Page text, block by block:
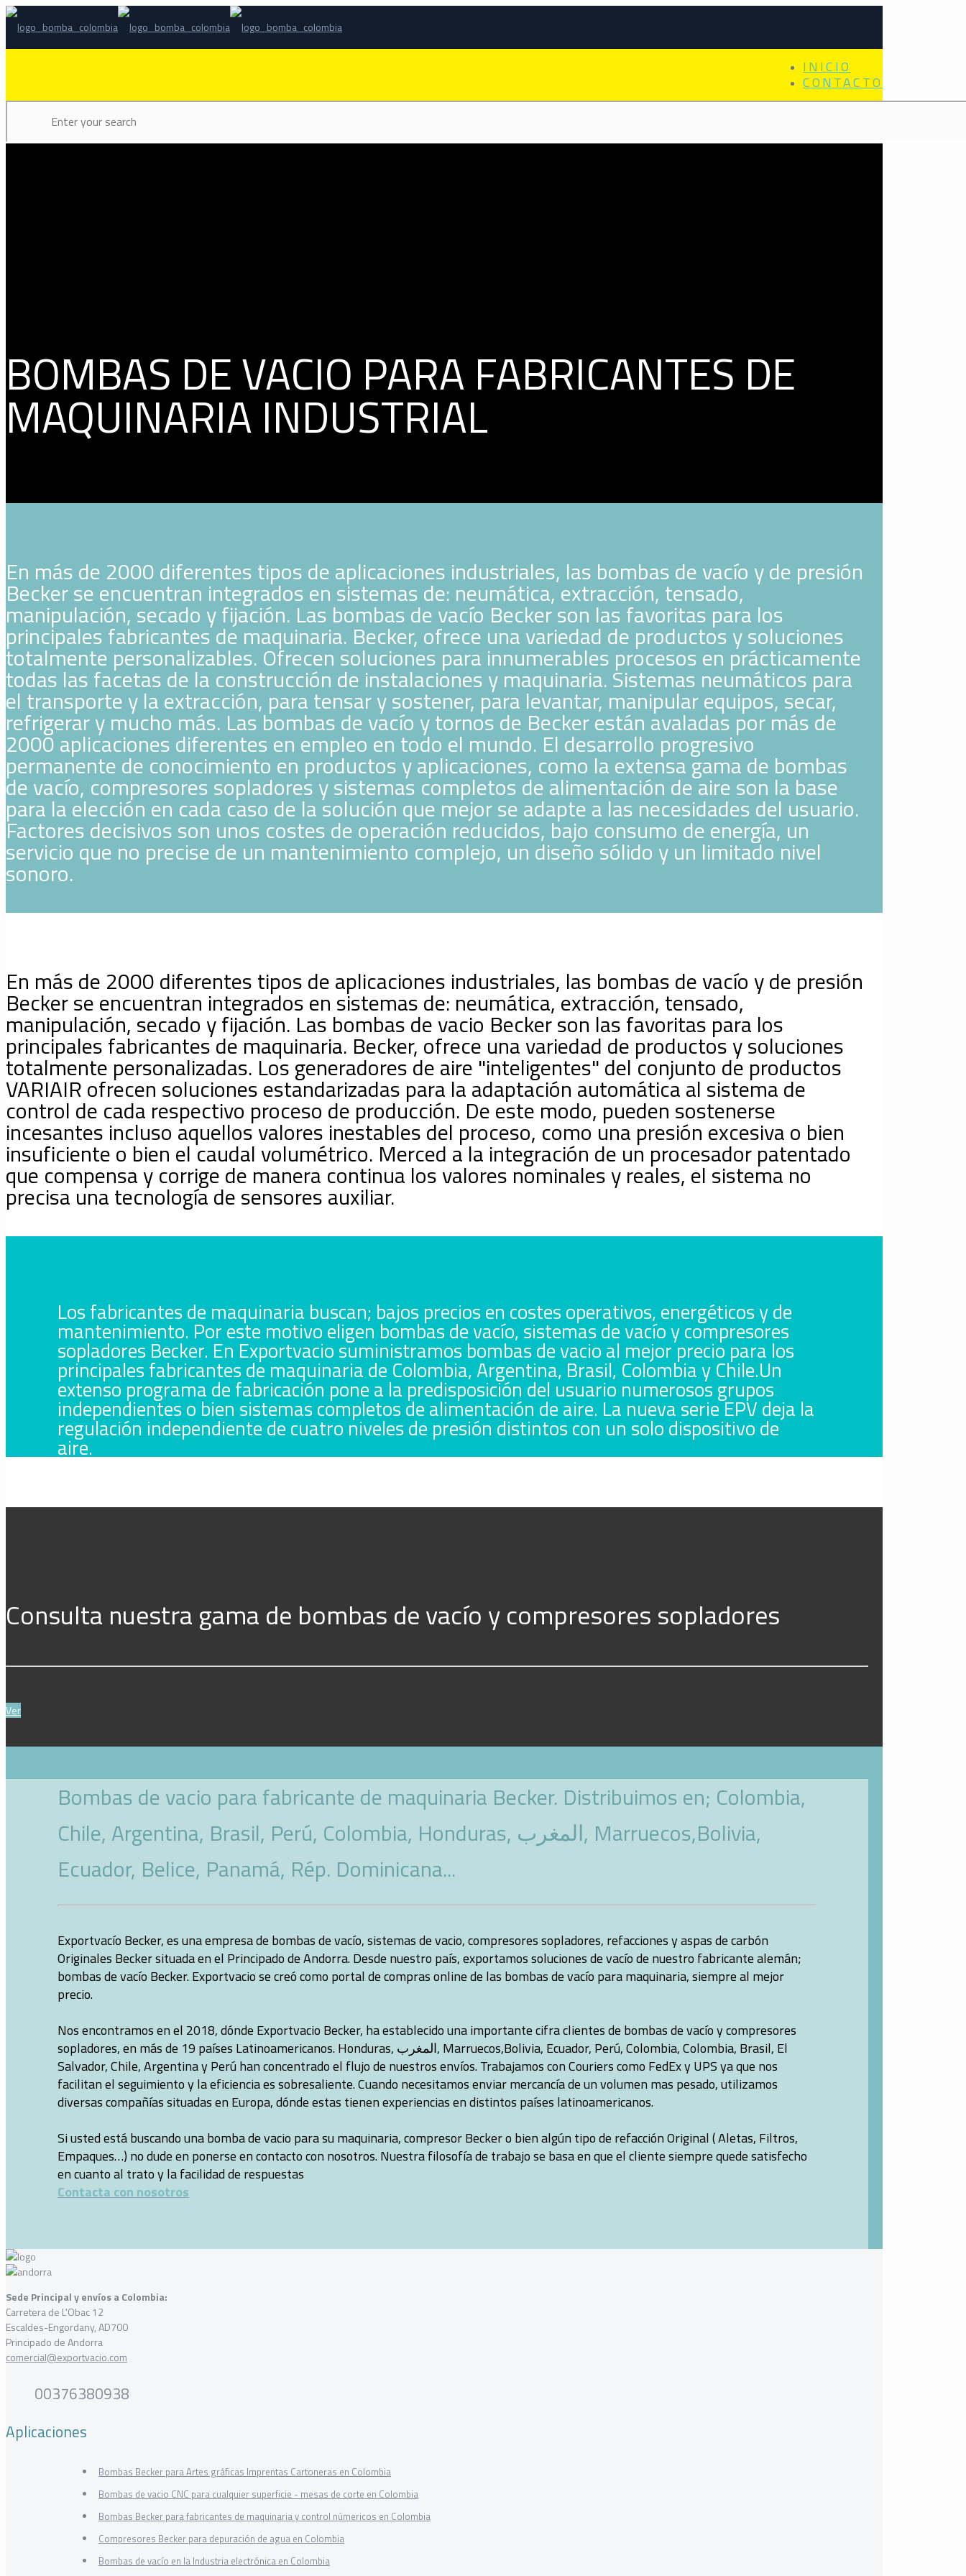
INICIO
CONTACTO
BOMBAS DE VACIO PARA FABRICANTES DE
MAQUINARIA INDUSTRIAL
En más de 2000 diferentes tipos de aplicaciones industriales, las bombas de vacío y de presión
Becker se encuentran integrados en sistemas de: neumática, extracción, tensado,
manipulación, secado y fijación. Las bombas de vacío Becker son las favoritas para los
principales fabricantes de maquinaria. Becker, ofrece una variedad de productos y soluciones
totalmente personalizables. Ofrecen soluciones para innumerables procesos en prácticamente
todas las facetas de la construcción de instalaciones y maquinaria. Sistemas neumáticos para
el transporte y la extracción, para tensar y sostener, para levantar, manipular equipos, secar,
refrigerar y mucho más. Las bombas de vacío y tornos de Becker están avaladas por más de
2000 aplicaciones diferentes en empleo en todo el mundo. El desarrollo progresivo
permanente de conocimiento en productos y aplicaciones, como la extensa gama de bombas
de vacío, compresores sopladores y sistemas completos de alimentación de aire son la base
para la elección en cada caso de la solución que mejor se adapte a las necesidades del usuario.
Factores decisivos son unos costes de operación reducidos, bajo consumo de energía, un
servicio que no precise de un mantenimiento complejo, un diseño sólido y un limitado nivel
sonoro.
En más de 2000 diferentes tipos de aplicaciones industriales, las bombas de vacío y de presión
Becker se encuentran integrados en sistemas de: neumática, extracción, tensado,
manipulación, secado y fijación. Las bombas de vacio Becker son las favoritas para los
principales fabricantes de maquinaria. Becker, ofrece una variedad de productos y soluciones
totalmente personalizadas. Los generadores de aire "inteligentes" del conjunto de productos
VARIAIR ofrecen soluciones estandarizadas para la adaptación automática al sistema de
control de cada respectivo proceso de producción. De este modo, pueden sostenerse
incesantes incluso aquellos valores inestables del proceso, como una presión excesiva o bien
insuficiente o bien el caudal volumétrico. Merced a la integración de un procesador patentado
que compensa y corrige de manera continua los valores nominales y reales, el sistema no
precisa una tecnología de sensores auxiliar.
Los fabricantes de maquinaria buscan; bajos precios en costes operativos, energéticos y de
mantenimiento. Por este motivo eligen bombas de vacío, sistemas de vacío y compresores
sopladores Becker. En Exportvacio suministramos bombas de vacio al mejor precio para los
principales fabricantes de maquinaria de Colombia, Argentina, Brasil, Colombia y Chile.Un
extenso programa de fabricación pone a la predisposición del usuario numerosos grupos
independientes o bien sistemas completos de alimentación de aire. La nueva serie EPV deja la
regulación independiente de cuatro niveles de presión distintos con un solo dispositivo de
aire.
Consulta nuestra gama de bombas de vacío y compresores sopladores
Ver
Bombas de vacio para fabricante de maquinaria Becker. Distribuimos en; Colombia,
Chile, Argentina, Brasil, Perú, Colombia, Honduras, المغرب, Marruecos,Bolivia,
Ecuador, Belice, Panamá, Rép. Dominicana...
Exportvacío Becker, es una empresa de bombas de vacío, sistemas de vacio, compresores sopladores, refacciones y aspas de carbón
Originales Becker situada en el Principado de Andorra. Desde nuestro país, exportamos soluciones de vacío de nuestro fabricante alemán;
bombas de vacío Becker. Exportvacio se creó como portal de compras online de las bombas de vacío para maquinaria, siempre al mejor
precio.
Nos encontramos en el 2018, dónde Exportvacio Becker, ha establecido una importante cifra clientes de bombas de vacío y compresores
sopladores, en más de 19 países Latinoamericanos. Honduras, المغرب, Marruecos,Bolivia, Ecuador, Perú, Colombia, Colombia, Brasil, El
Salvador, Chile, Argentina y Perú han concentrado el flujo de nuestros envíos. Trabajamos con Couriers como FedEx y UPS ya que nos
facilitan el seguimiento y la eficiencia es sobresaliente. Cuando necesitamos enviar mercancía de un volumen mas pesado, utilizamos
diversas compañías situadas en Europa, dónde estas tienen experiencias en distintos países latinoamericanos.
Si usted está buscando una bomba de vacio para su maquinaria, compresor Becker o bien algún tipo de refacción Original ( Aletas, Filtros,
Empaques…) no dude en ponerse en contacto con nosotros. Nuestra filosofía de trabajo se basa en que el cliente siempre quede satisfecho
en cuanto al trato y la facilidad de respuestas
Contacta con nosotros
Sede Principal y envíos a Colombia:
Carretera de L'Obac 12
Escaldes-Engordany, AD700
Principado de Andorra
comercial@exportvacio.com
00376380938
Aplicaciones
Bombas Becker para Artes gráficas Imprentas Cartoneras en Colombia
Bombas de vacio CNC para cualquier superficie - mesas de corte en Colombia
Bombas Becker para fabricantes de maquinaria y control númericos en Colombia
Compresores Becker para depuración de agua en Colombia
Bombas de vacío en la Industria electrónica en Colombia